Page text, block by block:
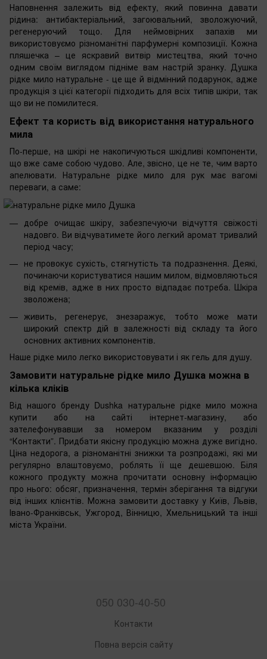
Наповнення залежить від ефекту, який повинна давати
рідина: антибактеріальний, загоювальний, зволожуючий,
регенеруючий тощо. Для неймовірних запахів ми
використовуємо різноманітні парфумерні композиції. Кожна
пляшечка – це яскравий витвір мистецтва, який точно
одним своїм виглядом підніме вам настрій зранку. Душка
рідке мило натуральне - це ще й відмінний подарунок, адже
продукція з цієї категорії підходить для всіх типів шкіри, так
що ви не помилитеся.
Ефект та користь від використання натурального
мила
По-перше, на шкірі не накопичуються шкідливі компоненти,
що вже саме собою чудово. Але, звісно, ​​це не те, чим варто
апелювати. Натуральне рідке мило для рук має вагомі
переваги, а саме:
добре очищає шкіру, забезпечуючи відчуття свіжості
надовго. Ви відчуватимете його легкий аромат тривалий
період часу;
не провокує сухість, стягнутість та подразнення. Деякі,
починаючи користуватися нашим милом, відмовляються
від кремів, адже в них просто відпадає потреба. Шкіра
зволожена;
живить, регенерує, знезаражує, тобто може мати
широкий спектр дій в залежності від складу та його
основних активних компонентів.
Наше рідке мило легко використовувати і як гель для душу.
Замовити натуральне рідке мило Душка можна в
кілька кліків
Від нашого бренду Dushka натуральне рідке мило можна
купити або на сайті інтернет-магазину, або
зателефонувавши за номером вказаним у розділі
“Контакти”. Придбати якісну продукцію можна дуже вигідно.
Ціна недорога, а різноманітні знижки та розпродажі, які ми
регулярно влаштовуємо, роблять її ще дешевшою. Біля
кожного продукту можна прочитати основну інформацію
про нього: обсяг, призначення, термін зберігання та відгуки
від інших клієнтів. Можна замовити доставку у Київ, Львів,
Івано-Франківськ, Ужгород, Вінницю, Хмельницький та інші
міста України.
050 030-40-50
Контакти
Повна версія сайту